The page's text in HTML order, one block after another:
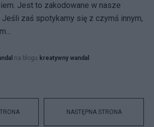
Jest to zakodowane w nasze
zaś spotykamy się z czymś innym,
na blogu kreatywny wandal
NASTĘPNA STRONA